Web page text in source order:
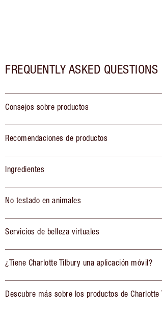
FREQUENTLY ASKED QUESTIONS
Consejos sobre productos
Recomendaciones de productos
Ingredientes
No testado en animales
Servicios de belleza virtuales
¿Tiene Charlotte Tilbury una aplicación móvil?
Descubre más sobre los productos de Charlotte